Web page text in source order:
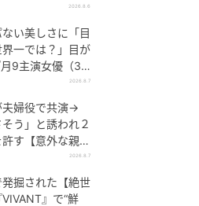
た【国宝級イケ
2026.8.6
い美しさに「目
一では？」目が
9主演女優（34
ショットがすご
2026.8.7
夫婦役で共演→
そう」と誘われ２
す【意外な親友
2026.8.7
掘された【絶世
』で“鮮